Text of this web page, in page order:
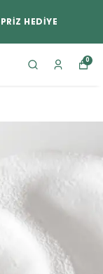
HEDİYE
0